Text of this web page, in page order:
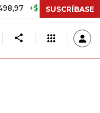
+2,19% TASA DE
SUSCRÍBASE